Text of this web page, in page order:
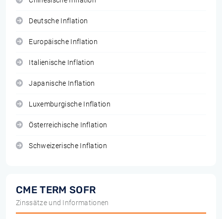
Deutsche Inflation
Europäische Inflation
Italienische Inflation
Japanische Inflation
Luxemburgische Inflation
Österreichische Inflation
Schweizerische Inflation
CME TERM SOFR
Zinssätze und Informationen